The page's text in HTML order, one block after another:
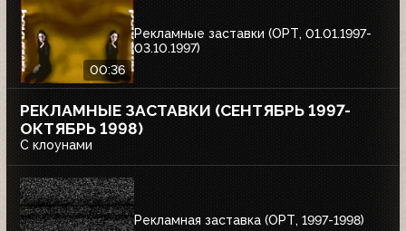
00:36
Рекламные заставки (ОРТ, 01.01.1997-
03.10.1997)
РЕКЛАМНЫЕ ЗАСТАВКИ (СЕНТЯБРЬ 1997-
ОКТЯБРЬ 1998)
С клоунами
Рекламная заставка (ОРТ, 1997-1998)